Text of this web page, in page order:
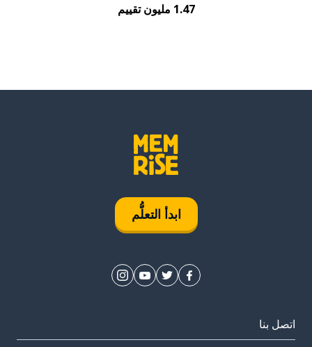
1.47 مليون تقييم
ابدأ التعلُّم
اتصل بنا